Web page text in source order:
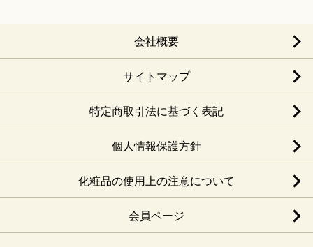
会社概要
サイトマップ
特定商取引法に基づく表記
個人情報保護方針
化粧品の使用上の注意について
会員ページ